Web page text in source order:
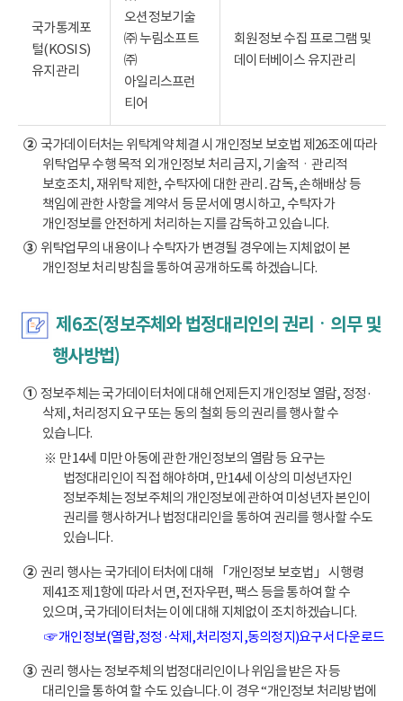
국가통계포
털(KOSIS)
유지관리
오션정보기술
㈜ 누림소프트
㈜
아일리스프런
티어
회원정보 수집 프로그램 및
데이터베이스 유지관리
②국가데이터처는 위탁계약 체결 시 개인정보 보호법 제26조에 따라
위탁업무 수행 목적 외 개인정보 처리 금지, 기술적ㆍ관리적
보호조치, 재위탁 제한, 수탁자에 대한 관리․감독, 손해배상 등
책임에 관한 사항을 계약서 등 문서에 명시하고, 수탁자가
개인정보를 안전하게 처리하는 지를 감독하고 있습니다.
③위탁업무의 내용이나 수탁자가 변경될 경우에는 지체없이 본
개인정보 처리 방침을 통하여 공개하도록 하겠습니다.
제6조(정보주체와 법정대리인의 권리ㆍ의무 및
행사방법)
①정보주체는 국가데이터처에 대해 언제든지 개인정보 열람, 정정·
삭제, 처리정지 요구 또는 동의 철회 등의 권리를 행사할 수
있습니다.
※ 만14세 미만 아동에 관한 개인정보의 열람 등 요구는
법정대리인이 직접 해야하며, 만14세 이상의 미성년자인
정보주체는 정보주체의 개인정보에 관하여 미성년자 본인이
권리를 행사하거나 법정대리인을 통하여 권리를 행사할 수도
있습니다.
②권리 행사는 국가데이터처에 대해 「개인정보 보호법」 시행령
제41조 제1항에 따라 서면, 전자우편, 팩스 등을 통하여 할 수
있으며, 국가데이터처는 이에 대해 지체없이 조치하겠습니다.
☞ 개인정보(열람,정정·삭제,처리정지,동의정지)요구서 다운로드
③권리 행사는 정보주체의 법정대리인이나 위임을 받은 자 등
대리인을 통하여 할 수도 있습니다. 이 경우 “개인정보 처리방법에